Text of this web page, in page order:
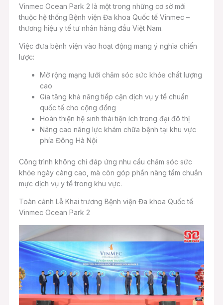
Vinmec Ocean Park 2 là một trong những cơ sở mới
thuộc hệ thống Bệnh viện Đa khoa Quốc tế Vinmec –
thương hiệu y tế tư nhân hàng đầu Việt Nam.
Việc đưa bệnh viện vào hoạt động mang ý nghĩa chiến
lược:
Mở rộng mạng lưới chăm sóc sức khỏe chất lượng
cao
Gia tăng khả năng tiếp cận dịch vụ y tế chuẩn
quốc tế cho cộng đồng
Hoàn thiện hệ sinh thái tiện ích trong đại đô thị
Nâng cao năng lực khám chữa bệnh tại khu vực
phía Đông Hà Nội
Công trình không chỉ đáp ứng nhu cầu chăm sóc sức
khỏe ngày càng cao, mà còn góp phần nâng tầm chuẩn
mực dịch vụ y tế trong khu vực.
Toàn cảnh Lễ Khai trương Bệnh viện Đa khoa Quốc tế
Vinmec Ocean Park 2